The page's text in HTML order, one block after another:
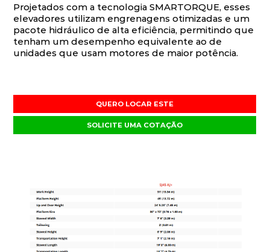
Projetados com a tecnologia SMARTORQUE, esses
elevadores utilizam engrenagens otimizadas e um
pacote hidráulico de alta eficiência, permitindo que
tenham um desempenho equivalente ao de
unidades que usam motores de maior potência.
QUERO LOCAR ESTE
SOLICITE UMA COTAÇÃO